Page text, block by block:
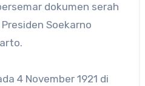
dokumen serah
Soekarno
4 November 1921 di